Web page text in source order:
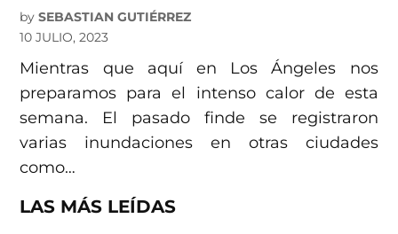
by SEBASTIAN GUTIÉRREZ
10 JULIO, 2023
Mientras que aquí en Los Ángeles nos
preparamos para el intenso calor de esta
semana. El pasado finde se registraron
varias inundaciones en otras ciudades
como…
LAS MÁS LEÍDAS